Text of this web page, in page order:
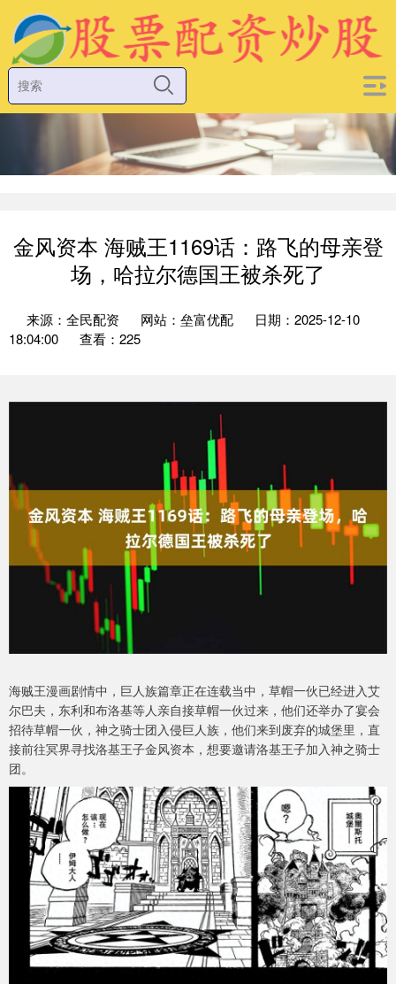
金风资本 海贼王1169话：路飞的母亲登
场，哈拉尔德国王被杀死了
来源：全民配资 网站：垒富优配
日期：2025-12-10
18:04:00
查看：225
海贼王漫画剧情中，巨人族篇章正在连载当中，草帽一伙已经进入艾
尔巴夫，东利和布洛基等人亲自接草帽一伙过来，他们还举办了宴会
招待草帽一伙，神之骑士团入侵巨人族，他们来到废弃的城堡里，直
接前往冥界寻找洛基王子金风资本，想要邀请洛基王子加入神之骑士
团。